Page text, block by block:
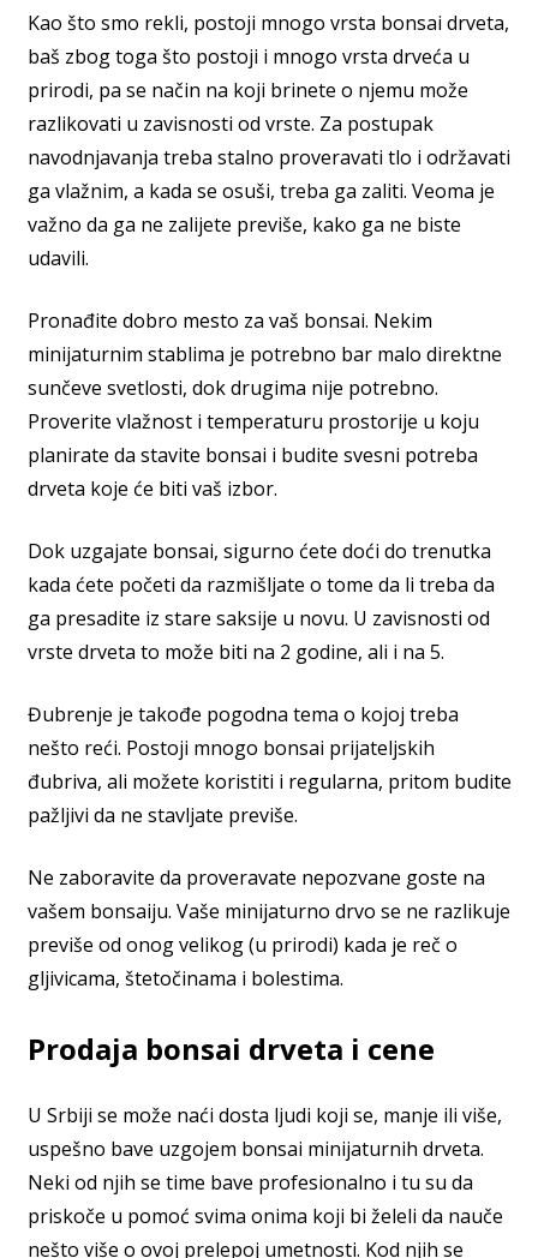
Kao što smo rekli, postoji mnogo vrsta bonsai drveta,
baš zbog toga što postoji i mnogo vrsta drveća u
prirodi, pa se način na koji brinete o njemu može
razlikovati u zavisnosti od vrste. Za postupak
navodnjavanja treba stalno proveravati tlo i održavati
ga vlažnim, a kada se osuši, treba ga zaliti. Veoma je
važno da ga ne zalijete previše, kako ga ne biste
udavili.
Pronađite dobro mesto za vaš bonsai. Nekim
minijaturnim stablima je potrebno bar malo direktne
sunčeve svetlosti, dok drugima nije potrebno.
Proverite vlažnost i temperaturu prostorije u koju
planirate da stavite bonsai i budite svesni potreba
drveta koje će biti vaš izbor.
Dok uzgajate bonsai, sigurno ćete doći do trenutka
kada ćete početi da razmišljate o tome da li treba da
ga presadite iz stare saksije u novu. U zavisnosti od
vrste drveta to može biti na 2 godine, ali i na 5.
Đubrenje je takođe pogodna tema o kojoj treba
nešto reći. Postoji mnogo bonsai prijateljskih
đubriva, ali možete koristiti i regularna, pritom budite
pažljivi da ne stavljate previše.
Ne zaboravite da proveravate nepozvane goste na
vašem bonsaiju. Vaše minijaturno drvo se ne razlikuje
previše od onog velikog (u prirodi) kada je reč o
gljivicama, štetočinama i bolestima.
Prodaja bonsai drveta i cene
U Srbiji se može naći dosta ljudi koji se, manje ili više,
uspešno bave uzgojem bonsai minijaturnih drveta.
Neki od njih se time bave profesionalno i tu su da
priskoče u pomoć svima onima koji bi želeli da nauče
nešto više o ovoj prelepoj umetnosti. Kod njih se